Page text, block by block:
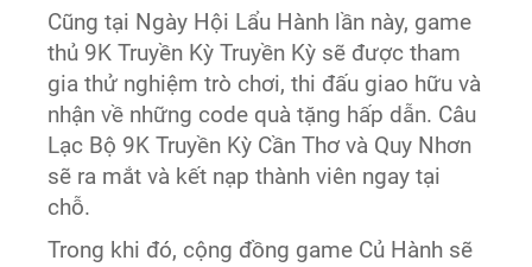
Cũng tại Ngày Hội Lẩu Hành lần này, game
thủ 9K Truyền Kỳ Truyền Kỳ sẽ được tham
gia thử nghiệm trò chơi, thi đấu giao hữu và
nhận về những code quà tặng hấp dẫn. Câu
Lạc Bộ 9K Truyền Kỳ Cần Thơ và Quy Nhơn
sẽ ra mắt và kết nạp thành viên ngay tại
chỗ.
Trong khi đó, cộng đồng game Củ Hành sẽ